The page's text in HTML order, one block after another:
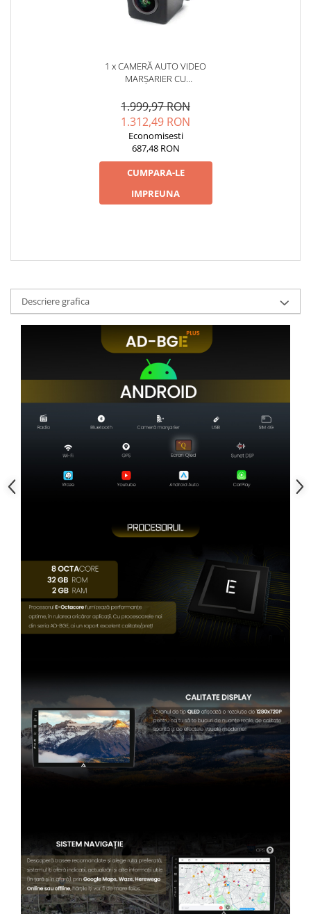
1 x CAMERĂ AUTO VIDEO
MARȘARIER CU
REZOLUȚIE 1920X1080P,
UNGHI DESCHIS 155° - AD-
BGCM10-G
1.999,97 RON
1.312,49 RON
Economisesti
687,48 RON
CUMPARA-LE
IMPREUNA
Descriere grafica